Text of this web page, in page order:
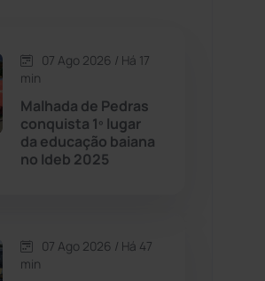
(1504)
(157)
(121)
(299)
07 Ago 2026 / Há 17
min
Malhada de Pedras
conquista 1º lugar
da educação baiana
no Ideb 2025
07 Ago 2026 / Há 47
min